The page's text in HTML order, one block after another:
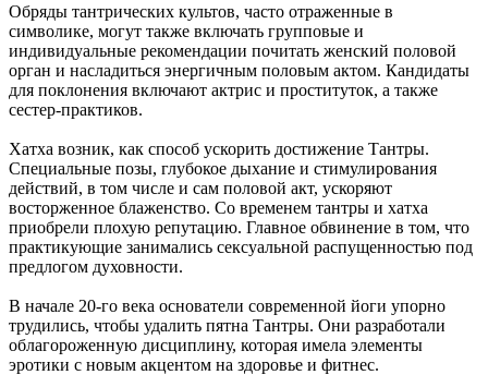
Обряды тантрических культов, часто отраженные в
символике, могут также включать групповые и
индивидуальные рекомендации почитать женский половой
орган и насладиться энергичным половым актом. Кандидаты
для поклонения включают актрис и проституток, а также
сестер-практиков.
Хатха возник, как способ ускорить достижение Тантры.
Специальные позы, глубокое дыхание и стимулирования
действий, в том числе и сам половой акт, ускоряют
восторженное блаженство. Со временем тантры и хатха
приобрели плохую репутацию. Главное обвинение в том, что
практикующие занимались сексуальной распущенностью под
предлогом духовности.
В начале 20-го века основатели современной йоги упорно
трудились, чтобы удалить пятна Тантры. Они разработали
облагороженную дисциплину, которая имела элементы
эротики с новым акцентом на здоровье и фитнес.